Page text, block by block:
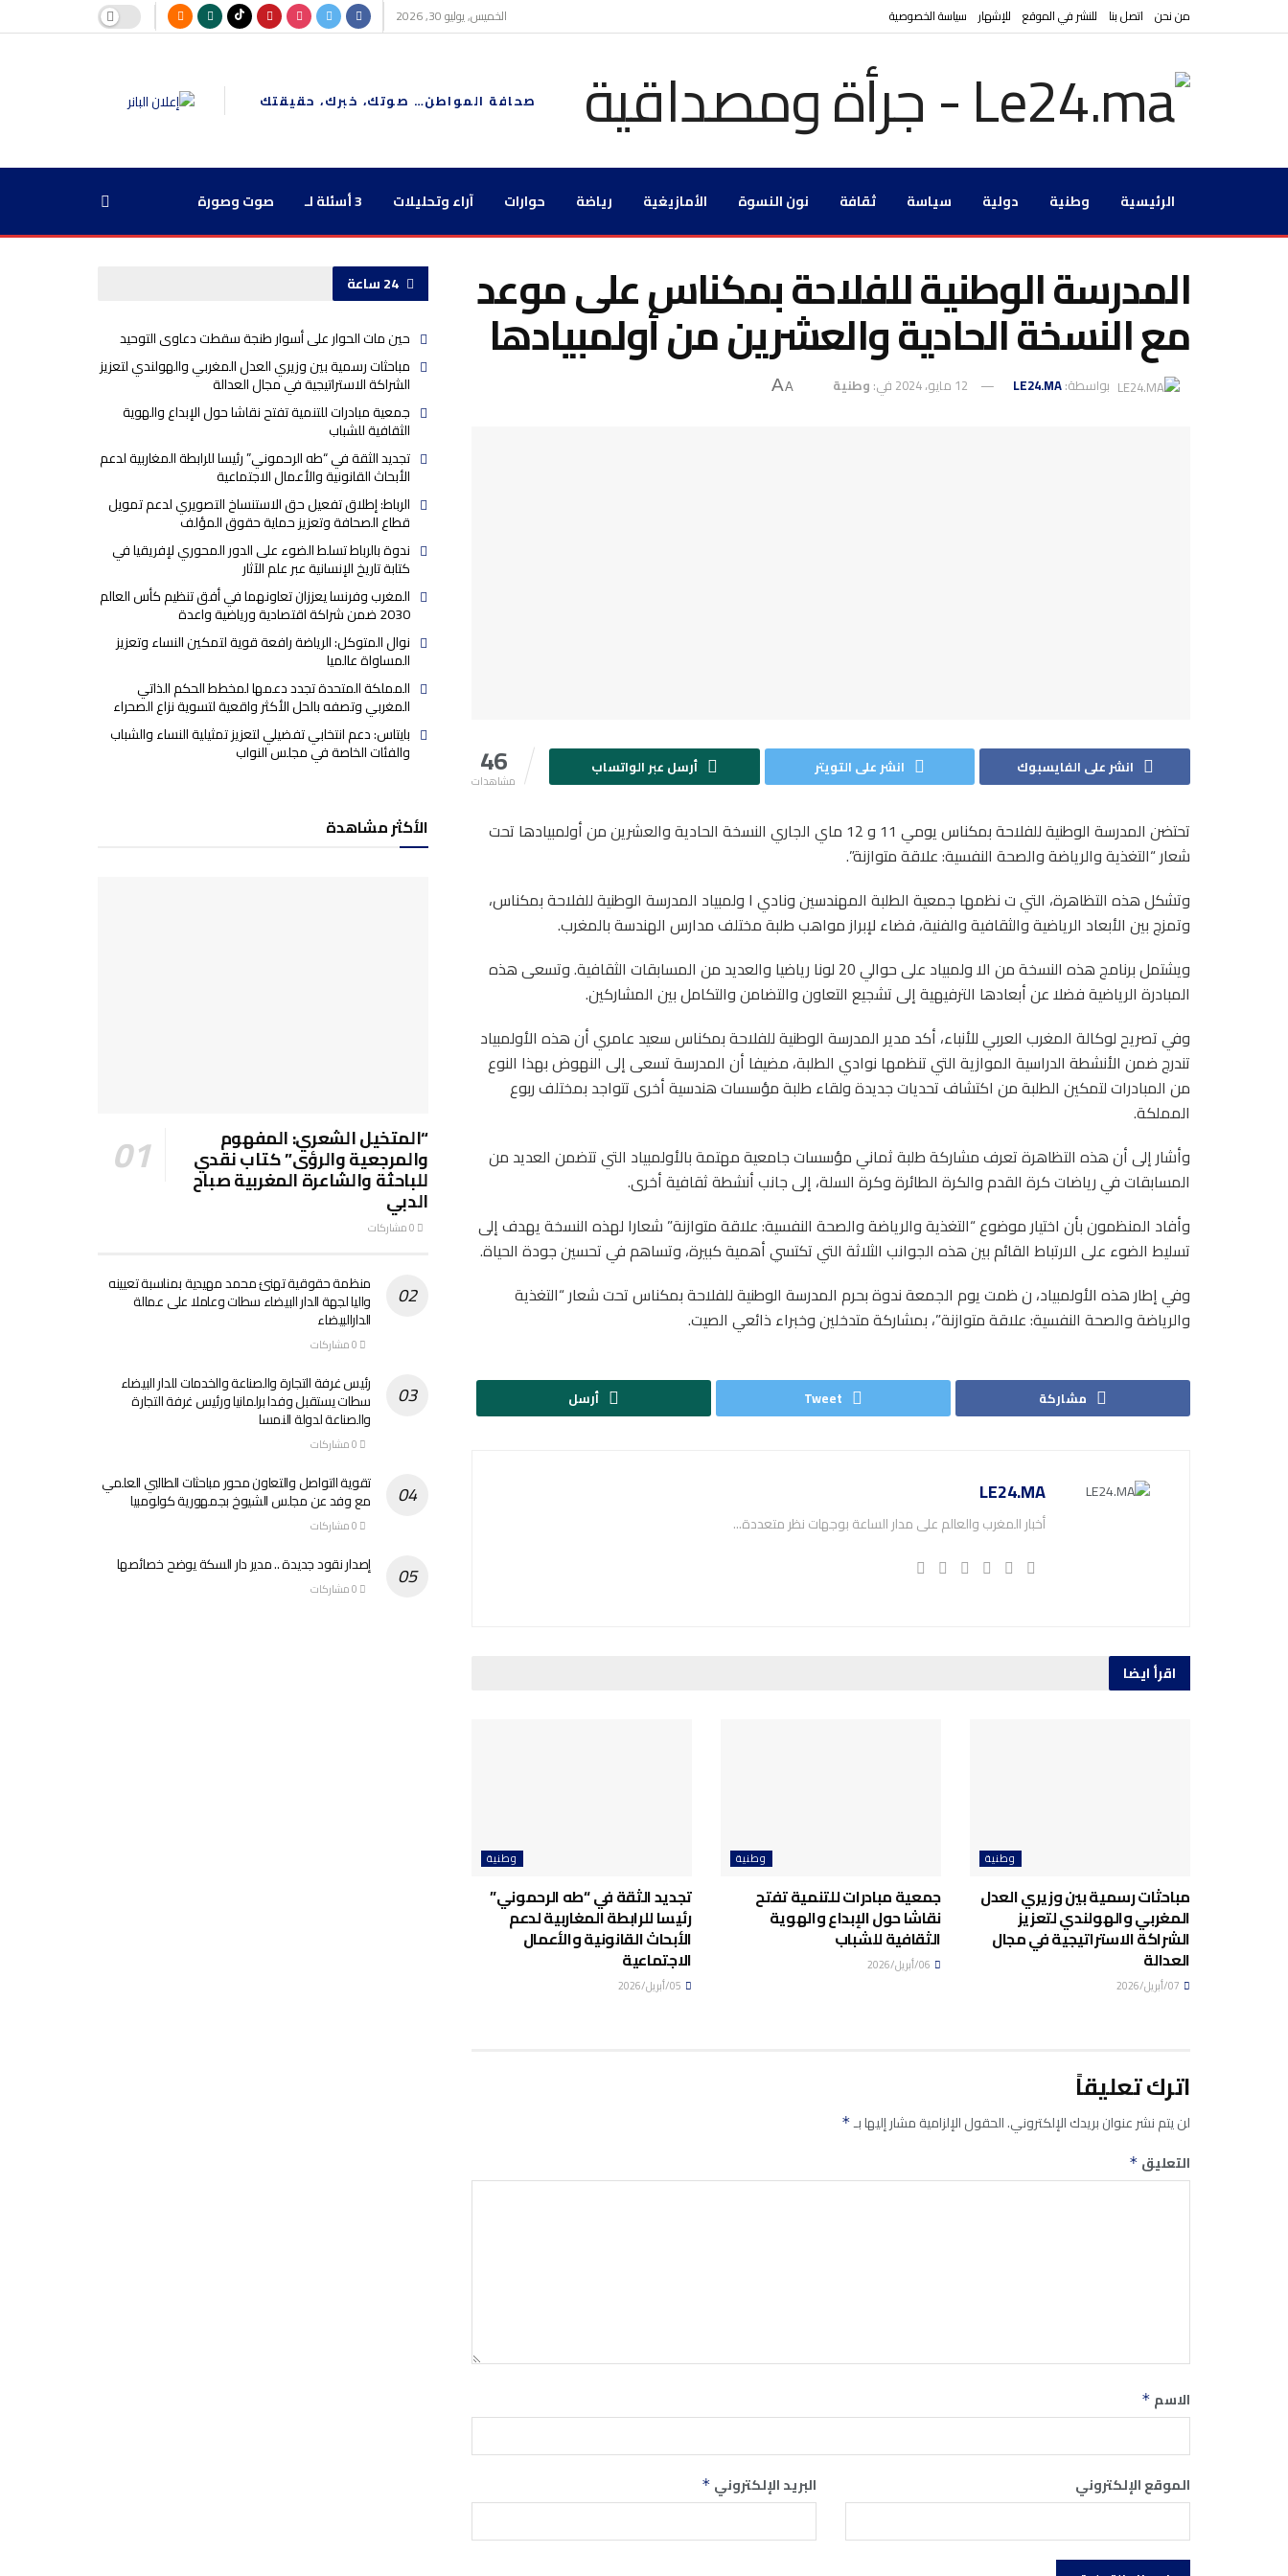
من نحن اتصل بنا للنشر في الموقع للإشهار سياسة الخصوصية الخميس, يوليو 30, 2026
صحافة المواطن… صوتك، خبرك، حقيقتك
الرئيسية وطنية دولية سياسة ثقافة نون النسوة الأمازيغية رياضة حوارات آراء وتحليلات 3 أسئلة لـ صوت وصورة
المدرسة الوطنية للفلاحة بمكناس على موعد
مع النسخة الحادية والعشرين من أولمبيادها
بواسطة:LE24.MA 12 مايو، 2024 في: وطنية A
A
46
مشاهدات
انشر على الفايسبوك انشر على التويتر أرسل عبر الواتساب
تحتضن المدرسة الوطنية للفلاحة بمكناس يومي 11 و 12 ماي الجاري النسخة الحادية والعشرين من أولمبيادها تحت
شعار “التغذية والرياضة والصحة النفسية: علاقة متوازنة”.
وتشكل هذه التظاهرة، التي ت نظمها جمعية الطلبة المهندسين ونادي ا ولمبياد المدرسة الوطنية للفلاحة بمكناس،
وتمزج بين الأبعاد الرياضية والثقافية والفنية، فضاء لإبراز مواهب طلبة مختلف مدارس الهندسة بالمغرب.
ويشتمل برنامج هذه النسخة من الا ولمبياد على حوالي 20 لونا رياضيا والعديد من المسابقات الثقافية. وتسعى هذه
المبادرة الرياضية فضلا عن أبعادها الترفيهية إلى تشجيع التعاون والتضامن والتكامل بين المشاركين.
وفي تصريح لوكالة المغرب العربي للأنباء، أكد مدير المدرسة الوطنية للفلاحة بمكناس سعيد عامري أن هذه الأولمبياد
تندرج ضمن الأنشطة الدراسية الموازية التي تنظمها نوادي الطلبة، مضيفا أن المدرسة تسعى إلى النهوض بهذا النوع
من المبادرات لتمكين الطلبة من اكتشاف تحديات جديدة ولقاء طلبة مؤسسات هندسية أخرى تتواجد بمختلف ربوع
المملكة.
وأشار إلى أن هذه التظاهرة تعرف مشاركة طلبة ثماني مؤسسات جامعية مهتمة بالأولمبياد التي تتضمن العديد من
المسابقات في رياضات كرة القدم والكرة الطائرة وكرة السلة، إلى جانب أنشطة ثقافية أخرى.
وأفاد المنظمون بأن اختيار موضوع “التغذية والرياضة والصحة النفسية: علاقة متوازنة” شعارا لهذه النسخة يهدف إلى
تسليط الضوء على الارتباط القائم بين هذه الجوانب الثلاثة التي تكتسي أهمية كبيرة، وتساهم في تحسين جودة الحياة.
وفي إطار هذه الأولمبياد، ن ظمت يوم الجمعة ندوة بحرم المدرسة الوطنية للفلاحة بمكناس تحت شعار “التغذية
والرياضة والصحة النفسية: علاقة متوازنة”، بمشاركة متدخلين وخبراء ذائعي الصيت.
مشاركة Tweet أرسل
LE24.MA
أخبار المغرب والعالم على مدار الساعة بوجهات نظر متعددة...
اقرأ ايضا
وطنية
مباحثات رسمية بين وزيري العدل
المغربي والهولندي لتعزيز
الشراكة الاستراتيجية في مجال
العدالة
وطنية
جمعية مبادرات للتنمية تفتح
نقاشا حول الإبداع والهوية
الثقافية للشباب
وطنية
تجديد الثقة في “طه الرحموني”
رئيسا للرابطة المغاربية لدعم
الأبحاث القانونية والأعمال
الاجتماعية
اترك تعليقاً
لن يتم نشر عنوان بريدك الإلكتروني.الحقول الإلزامية مشار إليها بـ*
التعليق *
الاسم *
البريد الإلكتروني * الموقع الإلكتروني
24 ساعة
حين مات الحوار على أسوار طنجة سقطت دعاوى التوحيد
مباحثات رسمية بين وزيري العدل المغربي والهولندي لتعزيز
الشراكة الاستراتيجية في مجال العدالة
جمعية مبادرات للتنمية تفتح نقاشا حول الإبداع والهوية
الثقافية للشباب
تجديد الثقة في “طه الرحموني” رئيسا للرابطة المغاربية لدعم
الأبحاث القانونية والأعمال الاجتماعية
الرباط: إطلاق تفعيل حق الاستنساخ التصويري لدعم تمويل
قطاع الصحافة وتعزيز حماية حقوق المؤلف
ندوة بالرباط تسلط الضوء على الدور المحوري لإفريقيا في
كتابة تاريخ الإنسانية عبر علم الآثار
المغرب وفرنسا يعززان تعاونهما في أفق تنظيم كأس العالم
2030 ضمن شراكة اقتصادية ورياضية واعدة
نوال المتوكل: الرياضة رافعة قوية لتمكين النساء وتعزيز
المساواة عالميا
المملكة المتحدة تجدد دعمها لمخطط الحكم الذاتي
المغربي وتصفه بالحل الأكثر واقعية لتسوية نزاع الصحراء
بايتاس: دعم انتخابي تفضيلي لتعزيز تمثيلية النساء والشباب
والفئات الخاصة في مجلس النواب
الأكثر مشاهدة
“المتخيل الشعري: المفهوم
والمرجعية والرؤى” كتاب نقدي
للباحثة والشاعرة المغربية صباح
الدبي
منظمة حقوقية تهنئ محمد مهيدية بمناسبة تعيينه
واليا لجهة الدار البيضاء سطات وعاملا على عمالة
الدارالبيضاء
رئيس غرفة التجارة والصناعة والخدمات للدار البيضاء
سطات يستقبل وفدا برلمانيا ورئيس غرفة التجارة
والصناعة لدولة النمسا
تقوية التواصل والتعاون محور مباحثات الطالبي العلمي
مع وفد عن مجلس الشيوخ بجمهورية كولومبيا
إصدار نقود جديدة .. مدير دار السكة يوضح خصائصها